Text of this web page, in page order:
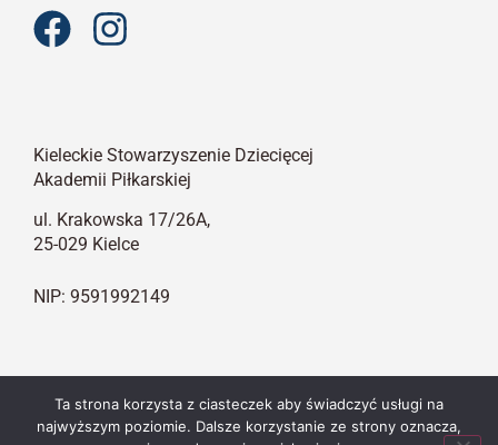
Kieleckie Stowarzyszenie Dziecięcej
Akademii Piłkarskiej
ul. Krakowska 17/26A,
25-029 Kielce
NIP: 9591992149
Ta strona korzysta z ciasteczek aby świadczyć usługi na
najwyższym poziomie. Dalsze korzystanie ze strony oznacza,